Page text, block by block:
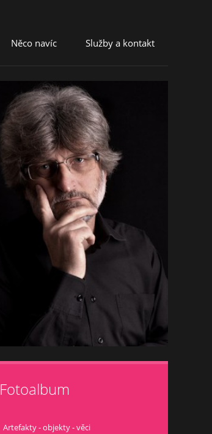
Něco navíc Služby a kontakt
Fotoalbum
Artefakty - objekty - věci